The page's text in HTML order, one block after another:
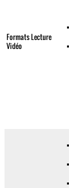
Formats Lecture
Vidéo